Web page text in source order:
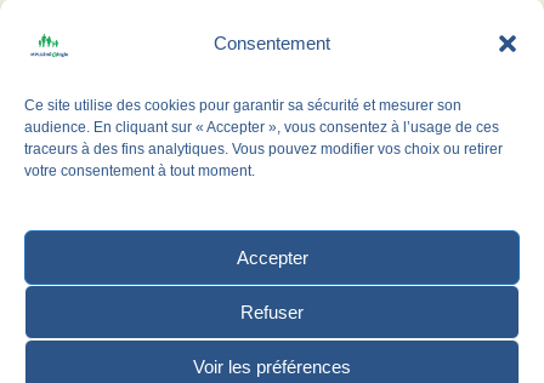
Consentement
Ce site utilise des cookies pour garantir sa sécurité et mesurer son
audience. En cliquant sur « Accepter », vous consentez à l’usage de ces
traceurs à des fins analytiques. Vous pouvez modifier vos choix ou retirer
votre consentement à tout moment.
Accepter
Refuser
Voir les préférences
CLG Formation
Archives 38
RÉSEAUX SOCIAUX